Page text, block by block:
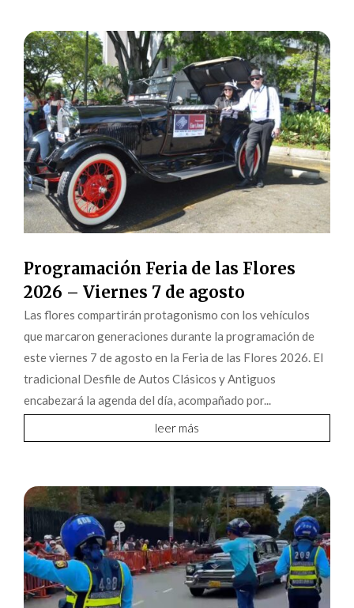
Programación Feria de las Flores
2026 – Viernes 7 de agosto
Las flores compartirán protagonismo con los vehículos
que marcaron generaciones durante la programación de
este viernes 7 de agosto en la Feria de las Flores 2026. El
tradicional Desfile de Autos Clásicos y Antiguos
encabezará la agenda del día, acompañado por...
leer más